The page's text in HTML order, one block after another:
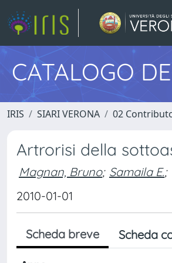
CATALOGO
IRIS SIARI VERONA 02
Artrorisi della
Magnan, Bruno; Samaila E.;
2010-01-01
Scheda breve Scheda